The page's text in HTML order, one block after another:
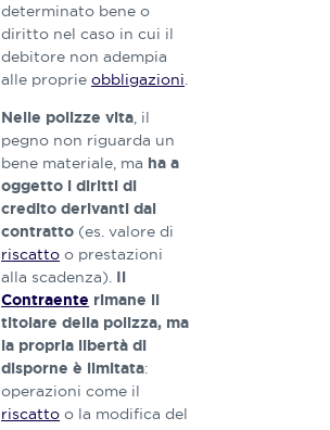
determinato bene o
diritto nel caso in cui il
debitore non adempia
alle proprieobbligazioni.
Nelle polizze vita, il
pegno non riguarda un
bene materiale, ma ha a
oggetto i diritti di
credito derivanti dal
contratto (es. valore di
riscatto o prestazioni
alla scadenza). Il
Contraente rimane il
titolare della polizza, ma
la propria libertà di
disporne è limitata:
operazioni come il
riscatto o la modifica del